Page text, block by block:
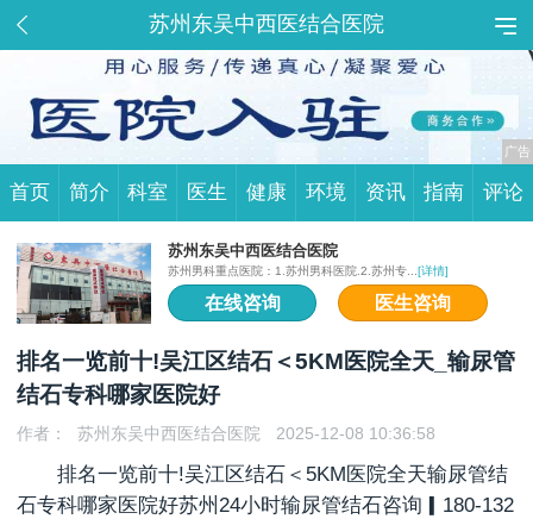
苏州东吴中西医结合医院
首页 简介 科室 医生 健康 环境 资讯 指南 评论
苏州东吴中西医结合医院
苏州男科重点医院：1.苏州男科医院.2.苏州专... [详情]
在线咨询 医生咨询
排名一览前十!吴江区结石＜5KM医院全天_输尿管
结石专科哪家医院好
作者： 苏州东吴中西医结合医院 2025-12-08 10:36:58
排名一览前十!吴江区结石＜5KM医院全天输尿管结
石专科哪家医院好苏州24小时输尿管结石咨询▎180-132